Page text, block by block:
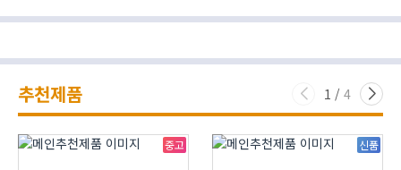
추천제품 1 / 4
중고 신품